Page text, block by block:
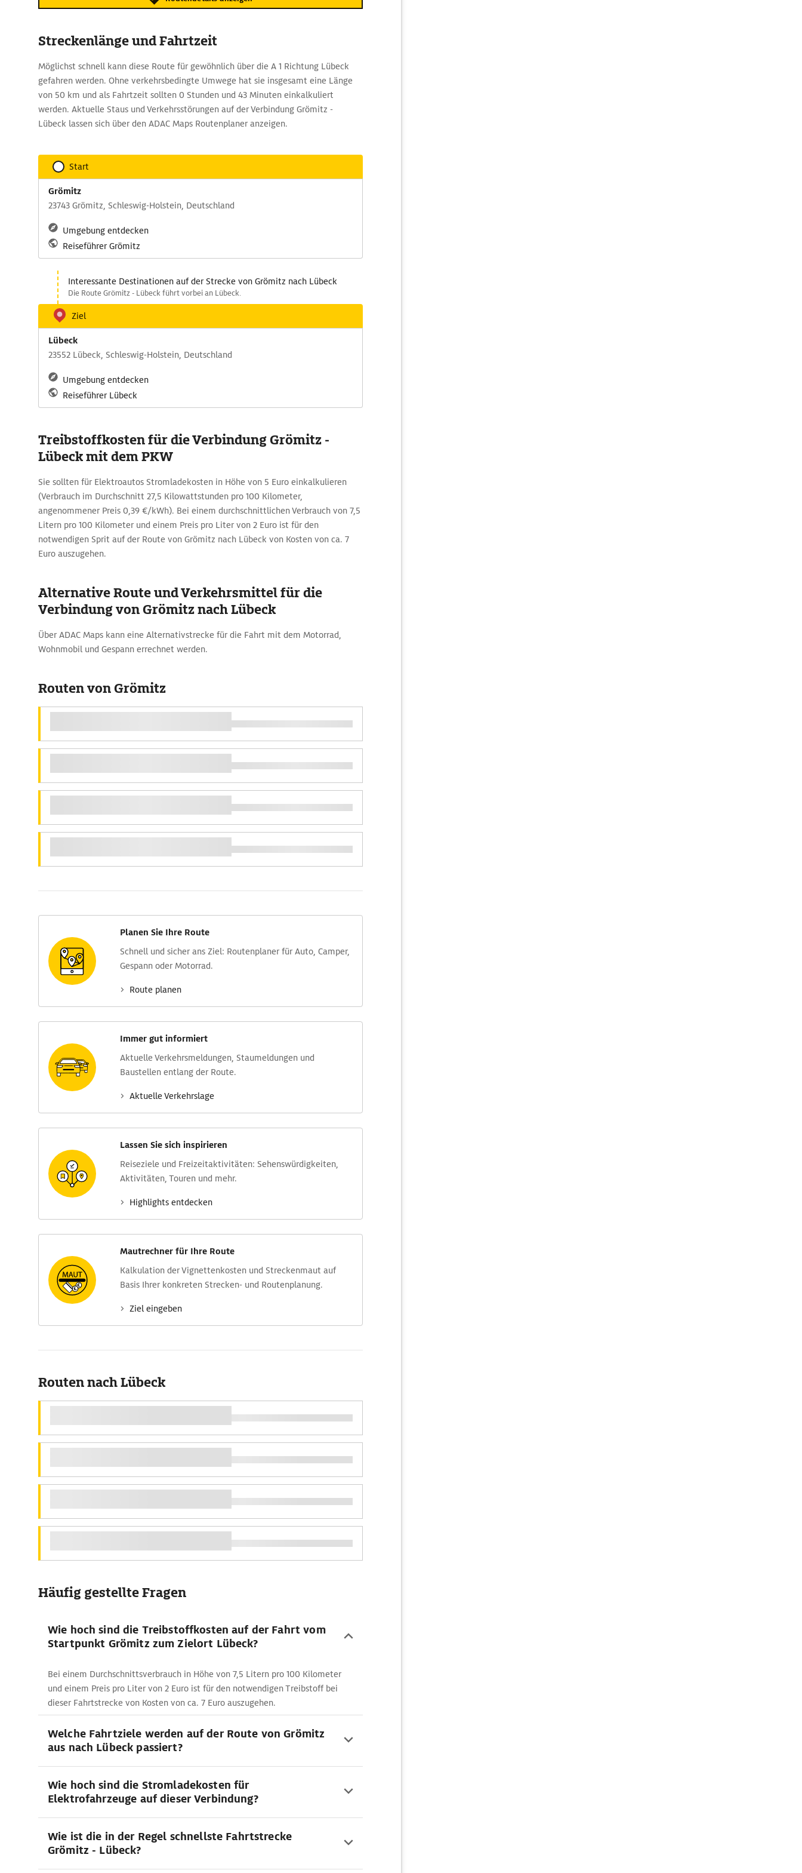
Streckenlänge und Fahrtzeit
Möglichst schnell kann diese Route für gewöhnlich über die A 1 Richtung Lübeck
gefahren werden. Ohne verkehrsbedingte Umwege hat sie insgesamt eine Länge
von 50 km und als Fahrtzeit sollten 0 Stunden und 43 Minuten einkalkuliert
werden. Aktuelle Staus und Verkehrsstörungen auf der Verbindung Grömitz -
Lübeck lassen sich über den ADAC Maps Routenplaner anzeigen.
Start
Grömitz
23743 Grömitz, Schleswig-Holstein, Deutschland
Umgebung entdecken
Reiseführer Grömitz
Interessante Destinationen auf der Strecke von Grömitz nach Lübeck
Die Route Grömitz - Lübeck führt vorbei an Lübeck.
Ziel
Lübeck
23552 Lübeck, Schleswig-Holstein, Deutschland
Umgebung entdecken
Reiseführer Lübeck
Treibstoffkosten für die Verbindung Grömitz -
Lübeck mit dem PKW
Sie sollten für Elektroautos Stromladekosten in Höhe von 5 Euro einkalkulieren
(Verbrauch im Durchschnitt 27,5 Kilowattstunden pro 100 Kilometer,
angenommener Preis 0,39 €/kWh). Bei einem durchschnittlichen Verbrauch von 7,5
Litern pro 100 Kilometer und einem Preis pro Liter von 2 Euro ist für den
notwendigen Sprit auf der Route von Grömitz nach Lübeck von Kosten von ca. 7
Euro auszugehen.
Alternative Route und Verkehrsmittel für die
Verbindung von Grömitz nach Lübeck
Über ADAC Maps kann eine Alternativstrecke für die Fahrt mit dem Motorrad,
Wohnmobil und Gespann errechnet werden.
Routen von Grömitz
Planen Sie Ihre Route
Schnell und sicher ans Ziel: Routen­planer für Auto, Camper,
Gespann oder Motorrad.
Route planen
Immer gut informiert
Aktuelle Verkehrs­meldungen, Stau­meldungen und
Baustellen entlang der Route.
Aktuelle Verkehrs­lage
Lassen Sie sich inspirieren
Reise­ziele und Freizeit­aktivitäten: Sehens­würdig­keiten,
Aktivitäten, Touren und mehr.
Highlights entdecken
Mautrechner für Ihre Route
Kalkulation der Vignettenkosten und Streckenmaut auf
Basis Ihrer konkreten Strecken- und Routenplanung.
Ziel eingeben
Routen nach Lübeck
Häufig gestellte Fragen
Wie hoch sind die Treibstoffkosten auf der Fahrt vom
Startpunkt Grömitz zum Zielort Lübeck?
Bei einem Durchschnittsverbrauch in Höhe von 7,5 Litern pro 100 Kilometer
und einem Preis pro Liter von 2 Euro ist für den notwendigen Treibstoff bei
dieser Fahrtstrecke von Kosten von ca. 7 Euro auszugehen.
Welche Fahrtziele werden auf der Route von Grömitz
aus nach Lübeck passiert?
Wie hoch sind die Stromladekosten für
Elektrofahrzeuge auf dieser Verbindung?
Wie ist die in der Regel schnellste Fahrtstrecke
Grömitz - Lübeck?